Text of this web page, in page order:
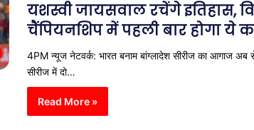
यशस्वी जायसवाल रचेंगे इतिहास,
चैंपियनशिप में पहली बार होगा ये
4PM न्यूज नेटवर्क: भारत बनाम बांग्लादेश सीरीज का आगाज अब
सीरीज में दो…
Read More »